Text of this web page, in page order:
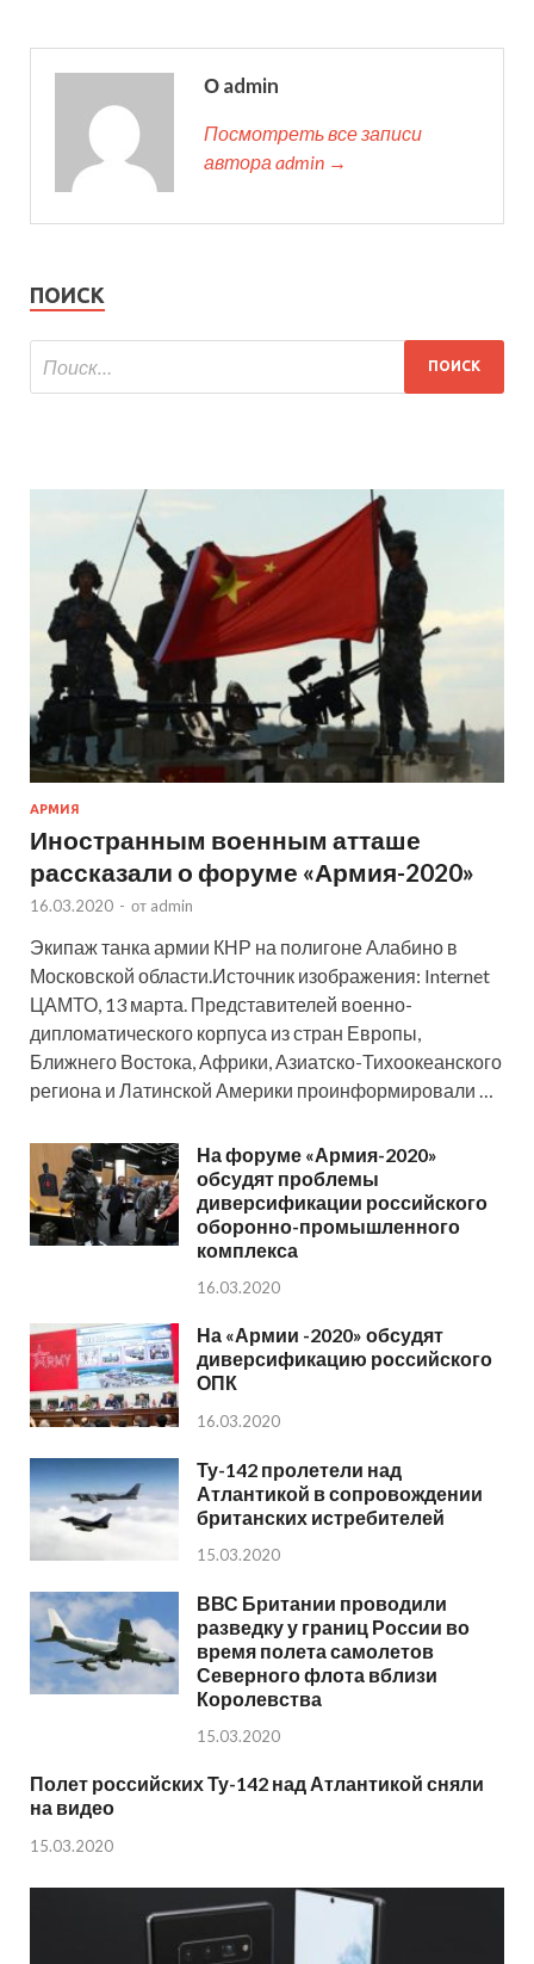
О admin
Посмотреть все записи
автора admin →
ПОИСК
АРМИЯ
Иностранным военным атташе
рассказали о форуме «Армия-2020»
16.03.2020 - от admin
Экипаж танка армии КНР на полигоне Алабино в
Московской области.Источник изображения: Internet
ЦАМТО, 13 марта. Представителей военно-
дипломатического корпуса из стран Европы,
Ближнего Востока, Африки, Азиатско-Тихоокеанского
региона и Латинской Америки проинформировали …
На форуме «Армия-2020»
обсудят проблемы
диверсификации российского
оборонно-промышленного
комплекса
16.03.2020
На «Армии -2020» обсудят
диверсификацию российского
ОПК
16.03.2020
Ту-142 пролетели над
Атлантикой в сопровождении
британских истребителей
15.03.2020
ВВС Британии проводили
разведку у границ России во
время полета самолетов
Северного флота вблизи
Королевства
15.03.2020
Полет российских Ту-142 над Атлантикой сняли
на видео
15.03.2020